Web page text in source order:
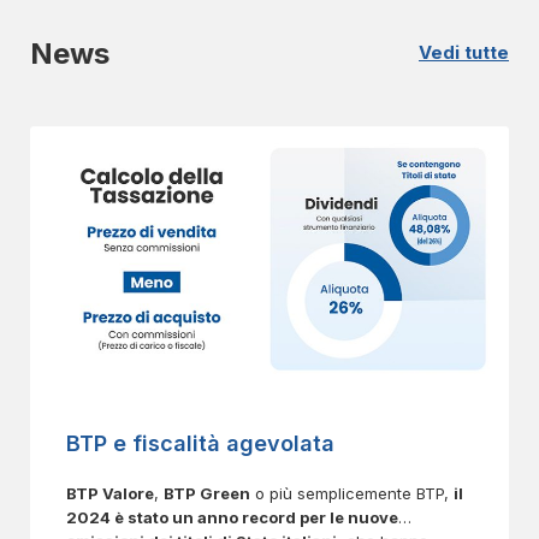
News Vedi tutte
BTP e fiscalità agevolata
BTP Valore, BTP Green o più semplicemente BTP, il
2024 è stato un anno record per le nuove